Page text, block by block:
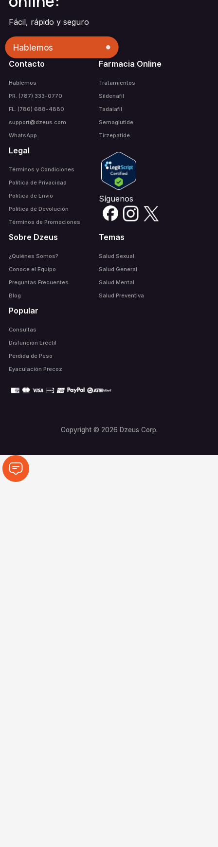
Fácil, rápido y seguro
Hablemos
Contacto
Hablemos
PR. (787) 333-0770
FL. (786) 688-4880
support@dzeus.com
WhatsApp
Farmacia Online
Tratamientos
Sildenafil
Tadalafil
Semaglutide
Tirzepatide
Legal
Términos y Condiciones
Política de Privacidad
Política de Envío
Política de Devolución
Términos de Promociones
Síguenos
Sobre Dzeus
¿Quiénes Somos?
Conoce el Equipo
Preguntas Frecuentes
Blog
Temas
Salud Sexual
Salud General
Salud Mental
Salud Preventiva
Popular
Consultas
Disfunción Eréctil
Pérdida de Peso
Eyaculación Precoz
Copyright © 2026 Dzeus Corp.